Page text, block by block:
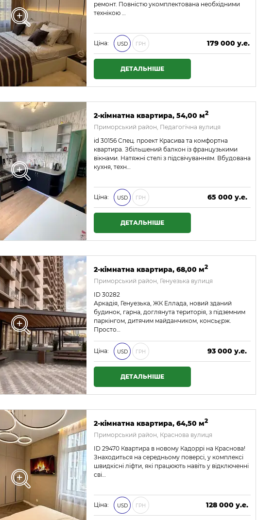
ремонт. Повністю укомплектована необхідними
технікою …
Ціна: USD ГРН
179 000 у.е.
7 697 000 ₴
ДЕТАЛЬНІШЕ
2-кімнатна квартира, 54,00 м2
Приморський район, Педагогічна вулиця
id 30156 Спец. проект Красива та комфортна
квартира. Збільшений балкон із французькими
вікнами. Натяжні стелі з підсвічуванням. Вбудована
кухня, техн…
Ціна: USD ГРН
65 000 у.е.
2 795 000 ₴
ДЕТАЛЬНІШЕ
2-кімнатна квартира, 68,00 м2
Приморський район, Генуезька вулиця
ID 30282
Аркадія, Генуезька, ЖК Еллада, новий зданий
будинок, гарна, доглянута територія, з підземним
паркінгом, дитячим майданчиком, консьєрж.
Просто…
Ціна: USD ГРН
93 000 у.е.
3 999 000 ₴
ДЕТАЛЬНІШЕ
2-кімнатна квартира, 64,50 м2
Приморський район, Краснова вулиця
ID 29470 Квартира в новому Кадоррі на Краснова!
Знаходиться на середньому поверсі, у комплексі
швидкісні ліфти, які працюють навіть у відключенні
сві…
Ціна: USD ГРН
128 000 у.е.
5 504 000 ₴